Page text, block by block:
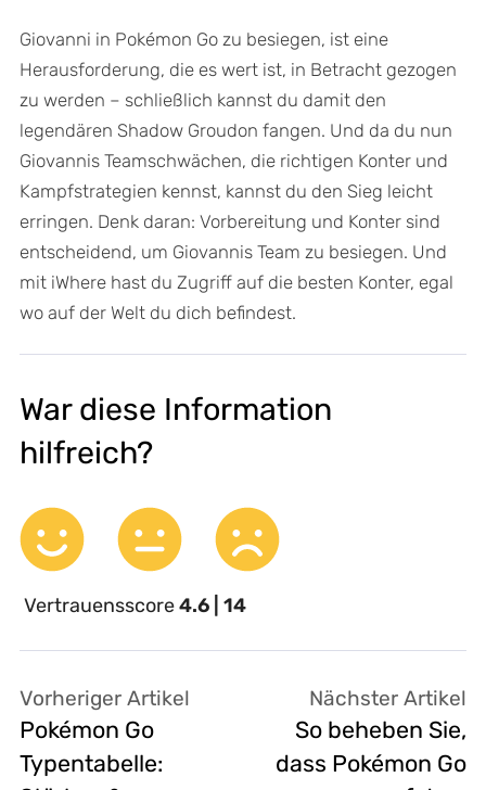
Giovanni in Pokémon Go zu besiegen, ist eine
Herausforderung, die es wert ist, in Betracht gezogen
zu werden – schließlich kannst du damit den
legendären Shadow Groudon fangen. Und da du nun
Giovannis Teamschwächen, die richtigen Konter und
Kampfstrategien kennst, kannst du den Sieg leicht
erringen. Denk daran: Vorbereitung und Konter sind
entscheidend, um Giovannis Team zu besiegen. Und
mit iWhere hast du Zugriff auf die besten Konter, egal
wo auf der Welt du dich befindest.
War diese Information
hilfreich?
Vertrauensscore4.6 | 14
Vorheriger Artikel
Pokémon Go
Typentabelle:
Nächster Artikel
So beheben Sie,
dass Pokémon Go